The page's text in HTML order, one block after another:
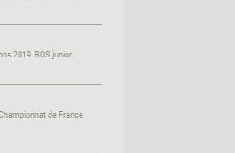
2019. BOS junior.
de France